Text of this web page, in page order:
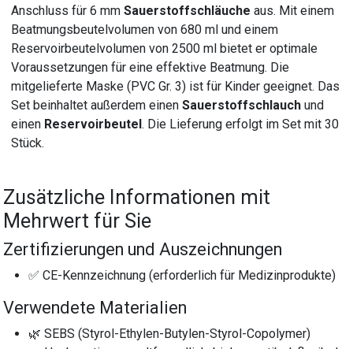
Anschluss für 6 mmSauerstoffschläuche aus. Mit einem
Beatmungsbeutelvolumen von 680 ml und einem
Reservoirbeutelvolumen von 2500 ml bietet er optimale
Voraussetzungen für eine effektive Beatmung. Die
mitgelieferte Maske (PVC Gr. 3) ist für Kinder geeignet. Das
Set beinhaltet außerdem einenSauerstoffschlauch und
einen Reservoirbeutel. Die Lieferung erfolgt im Set mit 30
Stück.
Zusätzliche Informationen mit
Mehrwert für Sie
Zertifizierungen und Auszeichnungen
✅ CE-Kennzeichnung (erforderlich für Medizinprodukte)
Verwendete Materialien
🌿 SEBS (Styrol-Ethylen-Butylen-Styrol-Copolymer)